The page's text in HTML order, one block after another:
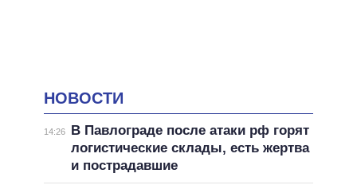
НОВОСТИ
14:26
В Павлограде после атаки рф горят
логистические склады, есть жертва
и пострадавшие